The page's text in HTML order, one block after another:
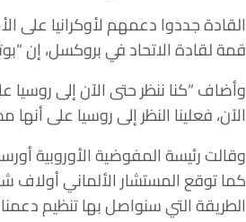
القادة جددوا دعمهم لأوكرانيا على
قمة لقادة الاتحاد في بروكسل، إن
وأضاف “كنا ننظر حتى الآن إلى روسيا
الآن، فعلينا النظر إلى روسيا على
وقالت رئيسة المفوضية الأوروبية
كما توقع المستشار الألماني أولاف
الطريقة التي سنواصل بها تنظيم